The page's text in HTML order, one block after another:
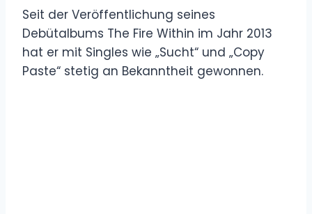
Seit der Veröffentlichung seines
Debütalbums The Fire Within im Jahr 2013
hat er mit Singles wie „Sucht“ und „Copy
Paste“ stetig an Bekanntheit gewonnen.